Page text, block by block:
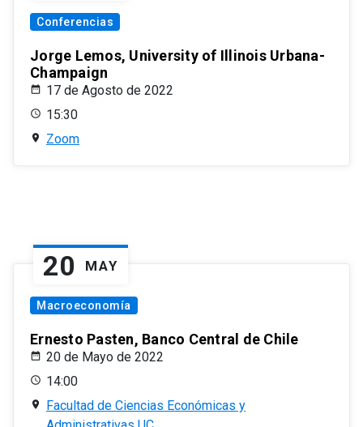
Conferencias
Jorge Lemos, University of Illinois Urbana-
Champaign
17 de Agosto de 2022
15:30
Zoom
20 MAY
Macroeconomía
Ernesto Pasten, Banco Central de Chile
20 de Mayo de 2022
14:00
Facultad de Ciencias Económicas y